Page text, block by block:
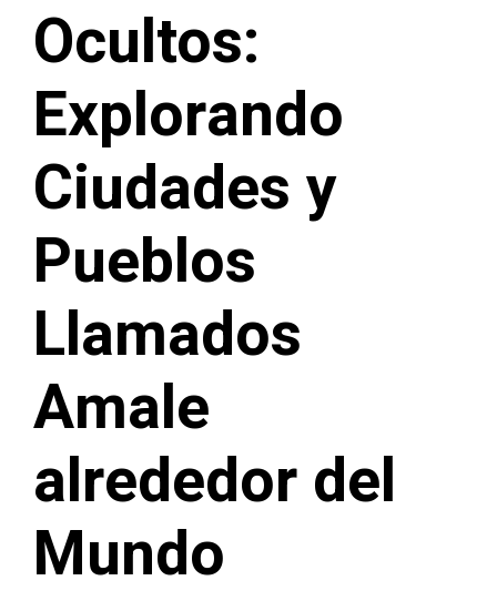
Ocultos:
Explorando
Ciudades y
Pueblos
Llamados
Amale
alrededor del
Mundo